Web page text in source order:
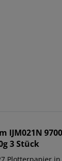
IJM021N
3 Stück
Plotterpapier in